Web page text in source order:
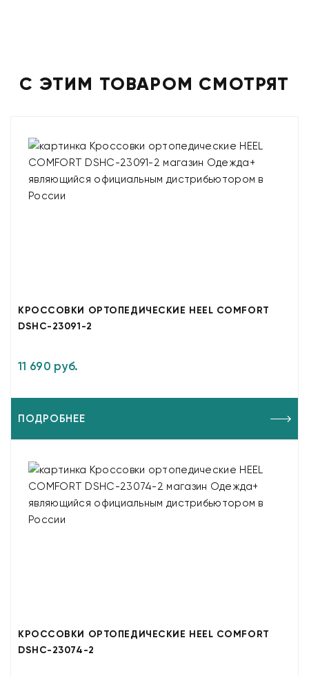
С ЭТИМ ТОВАРОМ СМОТРЯТ
КРОССОВКИ ОРТОПЕДИЧЕСКИЕ HEEL COMFORT
DSHC-23091-2
11 690 руб.
ПОДРОБНЕЕ
КРОССОВКИ ОРТОПЕДИЧЕСКИЕ HEEL COMFORT
DSHC-23074-2